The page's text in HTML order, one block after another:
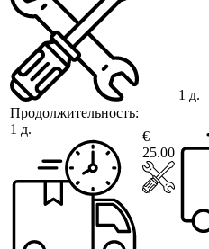
Продолжительность:
1 д.
€
25.00
1 д.